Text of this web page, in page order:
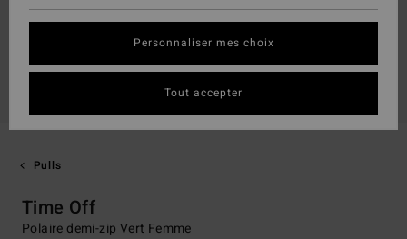
Pulls
Time Off
Polaire demi-zip Vert Femme
Personnaliser mes choix
Tout accepter